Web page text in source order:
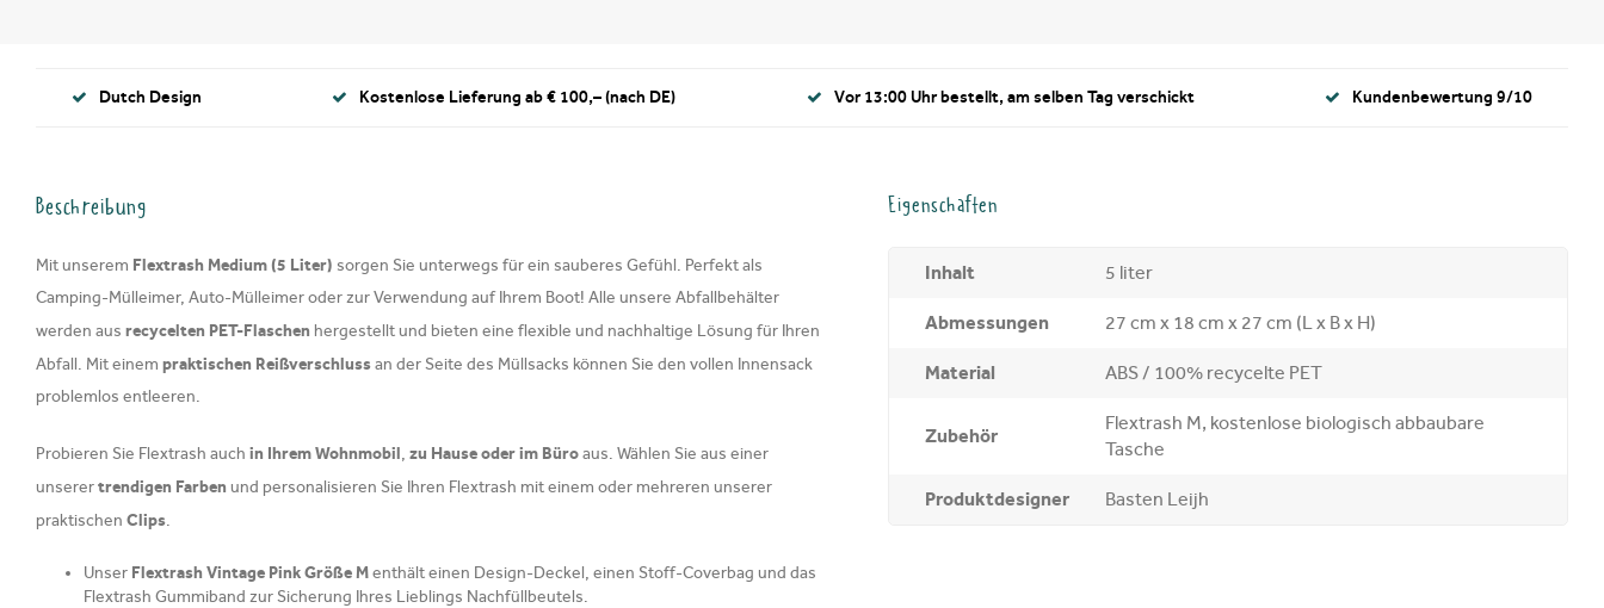
Dutch Design Kostenlose Lieferung ab € 100,– (nach DE) Vor 13:00 Uhr bestellt, am selben Tag verschickt Kundenbewertung 9/10
Beschreibung
Mit unserem Flextrash Medium (5 Liter) sorgen Sie unterwegs für ein sauberes Gefühl. Perfekt als
Camping-Mülleimer, Auto-Mülleimer oder zur Verwendung auf Ihrem Boot! Alle unsere Abfallbehälter
werden aus recycelten PET-Flaschen hergestellt und bieten eine flexible und nachhaltige Lösung für Ihren
Abfall. Mit einem praktischen Reißverschlussan der Seite des Müllsacks können Sie den vollen Innensack
problemlos entleeren.
Probieren Sie Flextrash auch in Ihrem Wohnmobil, zu Hause oder im Büroaus. Wählen Sie aus einer
unserertrendigen Farben und personalisieren Sie Ihren Flextrash mit einem oder mehreren unserer
praktischen Clips.
Unser Flextrash Vintage Pink Größe Menthält einen Design-Deckel, einen Stoff-Coverbag und das
Flextrash Gummiband zur Sicherung Ihres Lieblings Nachfüllbeutels.
Eigenschaften
Inhalt 5 liter
Abmessungen 27 cm x 18 cm x 27 cm (L x B x H)
Material ABS / 100% recycelte PET
Zubehör
Flextrash M, kostenlose biologisch abbaubare
Tasche
Produktdesigner Basten Leijh